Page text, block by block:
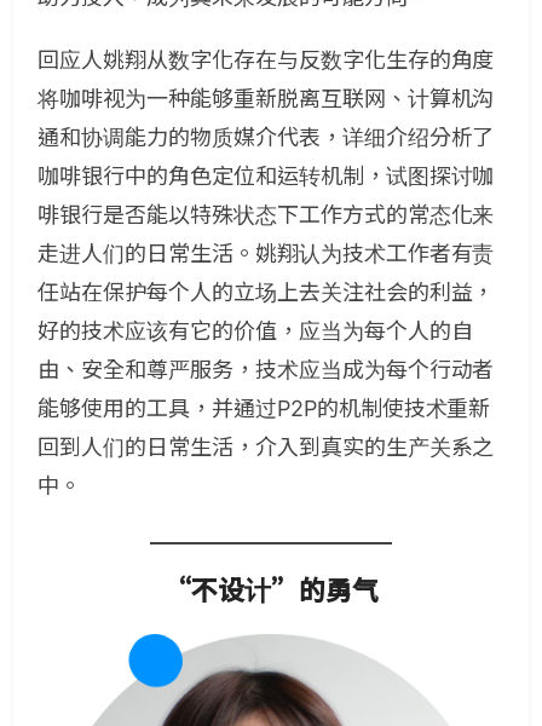
回应人姚翔从数字化存在与反数字化生存的角度
将咖啡视为一种能够重新脱离互联网、计算机沟
通和协调能力的物质媒介代表，详细介绍分析了
咖啡银行中的角色定位和运转机制，试图探讨咖
啡银行是否能以特殊状态下工作方式的常态化来
走进人们的日常生活。姚翔认为技术工作者有责
任站在保护每个人的立场上去关注社会的利益，
好的技术应该有它的价值，应当为每个人的自
由、安全和尊严服务，技术应当成为每个行动者
能够使用的工具，并通过P2P的机制使技术重新
回到人们的日常生活，介入到真实的生产关系之
中。
“不设计”的勇气